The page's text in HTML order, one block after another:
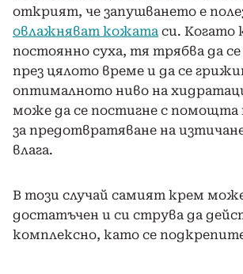
открият, че запушването е
овлажняват кожата си. Когато
постоянно суха, тя трябва да
през цялото време и да се
оптималното ниво на
може да се постигне с помощта
за предотвратяване на
влага.
В този случай самият крем
достатъчен и си струва да
комплексно, като се